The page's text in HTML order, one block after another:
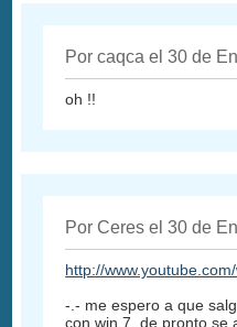
Por caqca el 30 de
oh !!
Por Ceres el 30 de
http://
-.- me espero a que
con win 7, de pronto se